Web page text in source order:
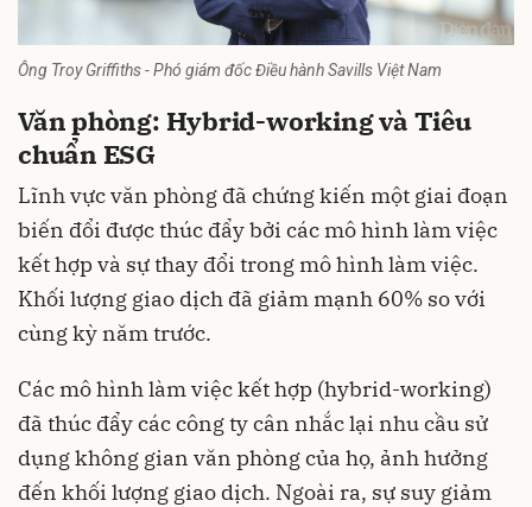
Ông Troy Griffiths - Phó giám đốc Điều hành Savills Việt Nam
Văn phòng: Hybrid-working và Tiêu
chuẩn ESG
Lĩnh vực văn phòng đã chứng kiến một giai đoạn
biến đổi được thúc đẩy bởi các mô hình làm việc
kết hợp và sự thay đổi trong mô hình làm việc.
Khối lượng giao dịch đã giảm mạnh 60% so với
cùng kỳ năm trước.
Các mô hình làm việc kết hợp (hybrid-working)
đã thúc đẩy các công ty cân nhắc lại nhu cầu sử
dụng không gian văn phòng của họ, ảnh hưởng
đến khối lượng giao dịch. Ngoài ra, sự suy giảm